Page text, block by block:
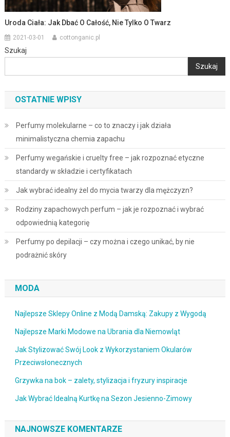
Uroda Ciała: Jak Dbać O Całość, Nie Tylko O Twarz
2021-03-01 cottonganic.pl
Szukaj
Szukaj
OSTATNIE WPISY
Perfumy molekularne – co to znaczy i jak działa
minimalistyczna chemia zapachu
Perfumy wegańskie i cruelty free – jak rozpoznać etyczne
standardy w składzie i certyfikatach
Jak wybrać idealny żel do mycia twarzy dla mężczyzn?
Rodziny zapachowych perfum – jak je rozpoznać i wybrać
odpowiednią kategorię
Perfumy po depilacji – czy można i czego unikać, by nie
podrażnić skóry
MODA
Najlepsze Sklepy Online z Modą Damską: Zakupy z Wygodą
Najlepsze Marki Modowe na Ubrania dla Niemowląt
Jak Stylizować Swój Look z Wykorzystaniem Okularów
Przeciwsłonecznych
Grzywka na bok – zalety, stylizacja i fryzury inspiracje
Jak Wybrać Idealną Kurtkę na Sezon Jesienno-Zimowy
NAJNOWSZE KOMENTARZE